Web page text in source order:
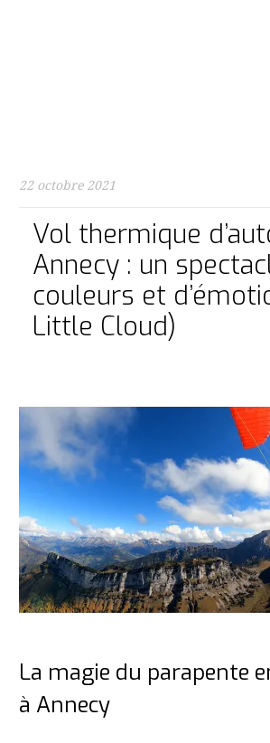
22 octobre 2021
Vol thermique
Annecy : un
couleurs et
Little Cloud)
La magie du parapente
à Annecy